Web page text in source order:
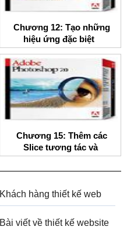
Chương 12: Tạo những
hiệu ứng đặc biệt
Chương 15: Thêm các
Slice tương tác và
Rollovers
Khách hàng thiết kế web
Bài viết về thiết kế website